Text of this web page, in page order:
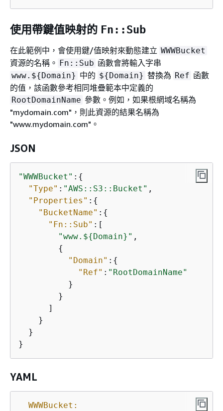
使用帶鍵值映射的 Fn::Sub
在此範例中，會使用鍵/值映射來動態建立 WWWBucket
資源的名稱。 Fn::Sub 函數會將輸入字串
www.${ Domain} 中的 ${ Domain} 替換為 Ref 函數
的值，該函數參考相同堆疊範本中定義的
RootDomainName 參數。例如，如果根網域名稱為
"mydomain.com"，則此資源的結果名稱為
"www.mydomain.com"。
JSON
"WWWBucket" : {
"Type" : "AWS::S3::Bucket" ,
"Properties" : {
"BucketName" : {
"Fn::Sub" :[
"www.${ Domain}" ,
{
"Domain" : {
"Ref" : "RootDomainName"
          }
        }
      ]
    }
  }
}
YAML
WWWBucket: